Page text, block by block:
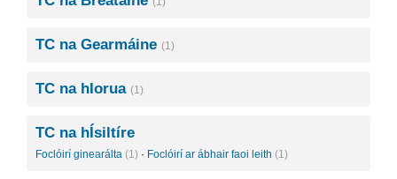
TC na Gearmáine (1)
TC na hIorua (1)
TC na hÍsiltíre
Foclóirí ginearálta (1) · Foclóirí ar ábhair faoi leith (1)